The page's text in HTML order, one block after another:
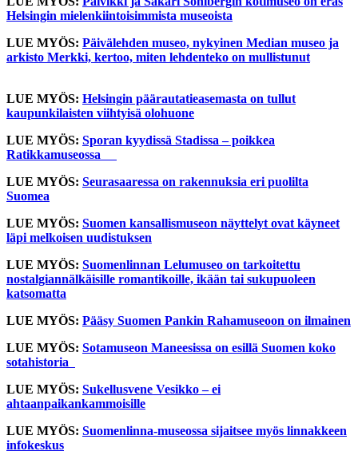
Helsingin mielenkiintoisimmista museoista
LUE MYÖS: Päivälehden museo, nykyinen Median museo ja
arkisto Merkki, kertoo, miten lehdenteko on mullistunut
LUE MYÖS: Helsingin päärautatieasemasta on tullut
kaupunkilaisten viihtyisä olohuone
LUE MYÖS: Sporan kyydissä Stadissa – poikkea
Ratikkamuseossa
LUE MYÖS: Seurasaaressa on rakennuksia eri puolilta
Suomea
LUE MYÖS: Suomen kansallismuseon näyttelyt ovat käyneet
läpi melkoisen uudistuksen
LUE MYÖS: Suomenlinnan Lelumuseo on tarkoitettu
nostalgiannälkäisille romantikoille, ikään tai sukupuoleen
katsomatta
LUE MYÖS: Pääsy Suomen Pankin Rahamuseoon on ilmainen
LUE MYÖS: Sotamuseon Maneesissa on esillä Suomen koko
sotahistoria
LUE MYÖS: Sukellusvene Vesikko – ei
ahtaanpaikankammoisille
LUE MYÖS: Suomenlinna-museossa sijaitsee myös linnakkeen
infokeskus